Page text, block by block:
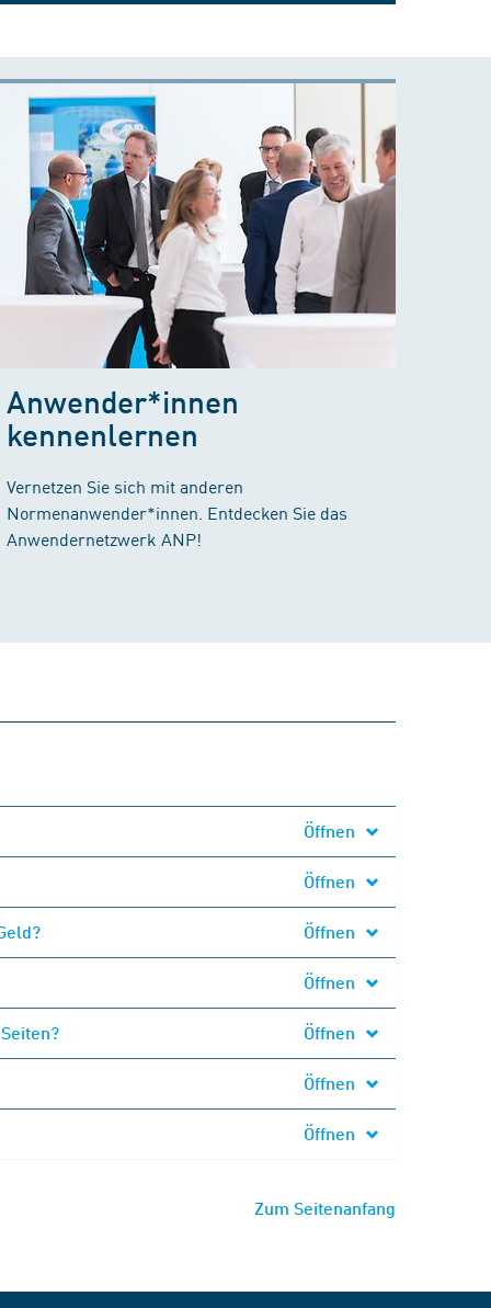
Anwender*innen
kennenlernen
Vernetzen Sie sich mit anderen
Normenanwender*innen. Entdecken Sie das
Anwendernetzwerk ANP!
Öffnen
Öffnen
Öffnen
Öffnen
Öffnen
Öffnen
Öffnen
Zum Seitenanfang